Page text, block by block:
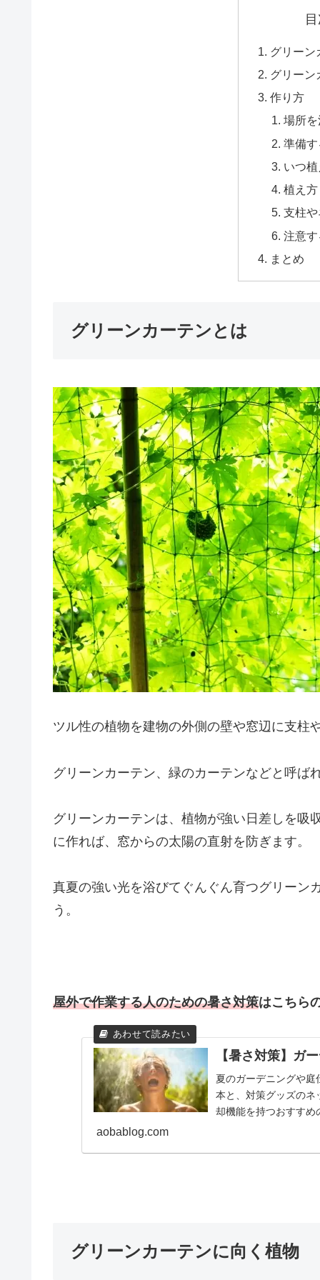
グリーン
グリーン
作り方
場所
準備
いつ
植え方
支柱
注意
まとめ
グリーンカーテンとは
ツル性の植物を建物の外側の壁や窓辺に支柱
グリーンカーテン、緑のカーテンなどと呼ば
グリーンカーテンは、植物が強い日差しを吸
に作れば、窓からの太陽の直射を防ぎます。
真夏の強い光を浴びてぐんぐん育つグリーン
う。
屋外で作業する人のための暑さ対策はこちら
【暑さ対策】ガ
夏のガーデニングや
本と、対策グッズのネ
却機能を持つおすすめ
aobablog.com
グリーンカーテンに向く植物